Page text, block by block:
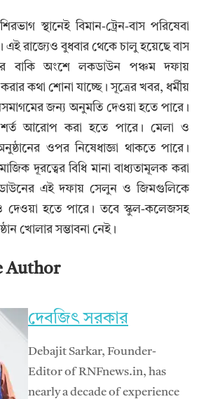
স্থানেই বিমান-ট্রেন-বাস পরিষেবা
এই রাজ্যেও বুধবার থেকে চালু হয়েছে বাস
বাকি অংশে লকডাউন পঞ্চম দফায়
করার কথা শোনা যাচ্ছে। সূত্রের খবর, ধর্মীয়
জন্য অনুমতি দেওয়া হতে পারে।
আরোপ করা হতে পারে। মেলা ও
ওপর নিষেধাজ্ঞা থাকতে পারে।
দূরত্বের বিধি মানা বাধ্যতামূলক করা
এই দফায় সেলুন ও জিমগুলিকে
হতে পারে। তবে স্কুল-কলেজসহ
খোলার সম্ভাবনা নেই।
Author
দেবজিৎ সরকার
Debajit Sarkar, Founder-
Editor of RNFnews.in, has
nearly a decade of experience